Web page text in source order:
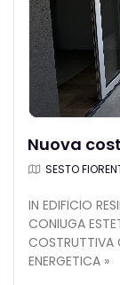
Nuova
SESTO
IN EDIFICIO
CONIUGA
COSTRUTTIVA
ENERGETICA »